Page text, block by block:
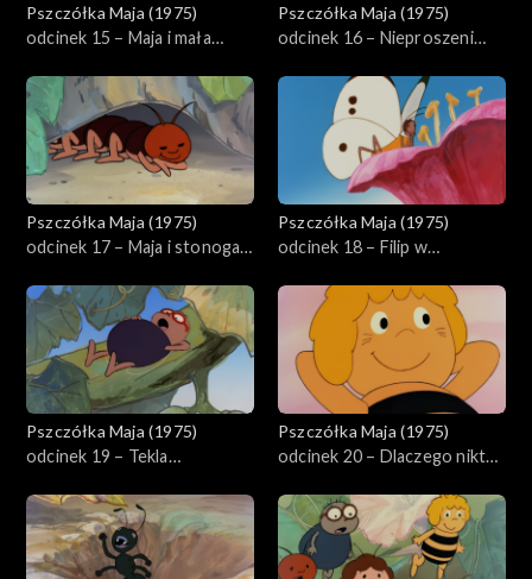
Pszczółka Maja (1975)
odcinek 15 – Maja i mała
Pszczółka Maja (1975)
odcinek 16 – Nieproszeni
Pszczółka Maja (1975)
odcinek 17 – Maja i stonoga
Pszczółka Maja (1975)
odcinek 18 – Filip w
Pszczółka Maja (1975)
odcinek 19 – Tekla
Pszczółka Maja (1975)
odcinek 20 – Dlaczego nikt